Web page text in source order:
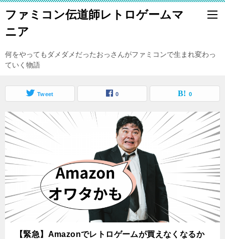
ファミコン伝道師レトロゲームマ
ニア
何をやってもダメダメだったおっさんがファミコンで生まれ変わっ
ていく物語
Tweet 0 0
【緊急】Amazonでレトロゲームが買えなくなるか